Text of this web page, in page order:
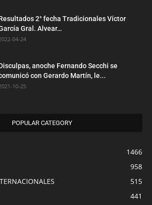
2° fecha Tradicionales Víctor
Gral. Alvear…
04-24
anoche Fernando Secchi se
con Gerardo Martín, le...
10-25
POPULAR CATEGORY
1466
958
515
441